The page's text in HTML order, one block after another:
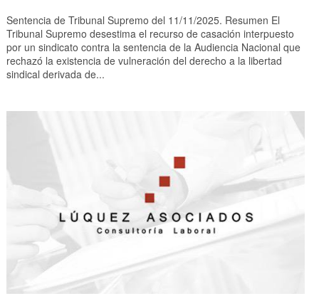
Sentencia de Tribunal Supremo del 11/11/2025. Resumen El
Tribunal Supremo desestima el recurso de casación interpuesto
por un sindicato contra la sentencia de la Audiencia Nacional que
rechazó la existencia de vulneración del derecho a la libertad
sindical derivada de...